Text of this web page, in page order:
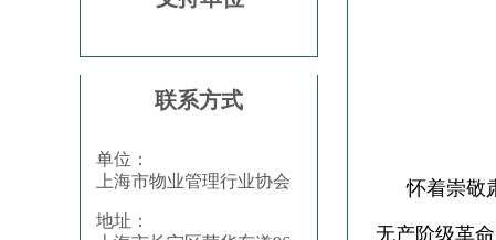
联系方式
单位：
上海市物业管理行业协会
地址：
怀着崇敬
无产阶级革